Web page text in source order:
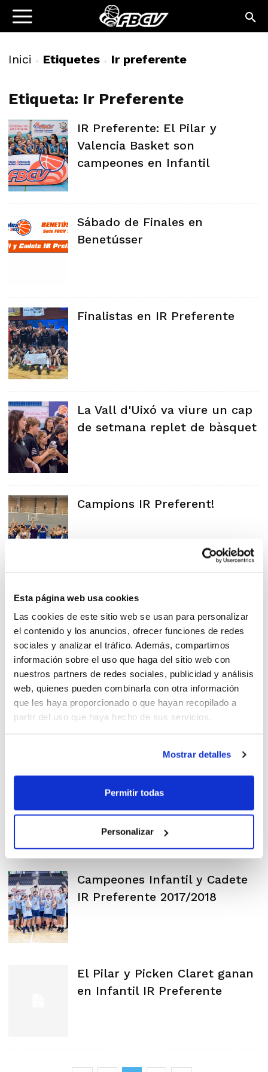
Esta página web usa cookies
Las cookies de este sitio web se usan para personalizar
el contenido y los anuncios, ofrecer funciones de redes
sociales y analizar el tráfico. Además, compartimos
información sobre el uso que haga del sitio web con
nuestros partners de redes sociales, publicidad y análisis
web, quienes pueden combinarla con otra información
que les haya proporcionado o que hayan recopilado a
partir del uso que haya hecho de sus servicios.
Mostrar detalles
Permitir todas
Personalizar
Inici Etiquetes Ir preferente
Etiqueta: Ir Preferente
IR Preferente: El Pilar y
Valencia Basket son
campeones en Infantil
Sábado de Finales en
Benetússer
Finalistas en IR Preferente
La Vall d'Uixó va viure un cap
de setmana replet de bàsquet
Campions IR Preferent!
Revivimos las Finales IR
Preferente
¡Campeones IR Preferente
2018/2019!
Así ha sido la lucha por el
DM
Campeones Infantil y Cadete
IR Preferente 2017/2018
El Pilar y Picken Claret ganan
en Infantil IR Preferente